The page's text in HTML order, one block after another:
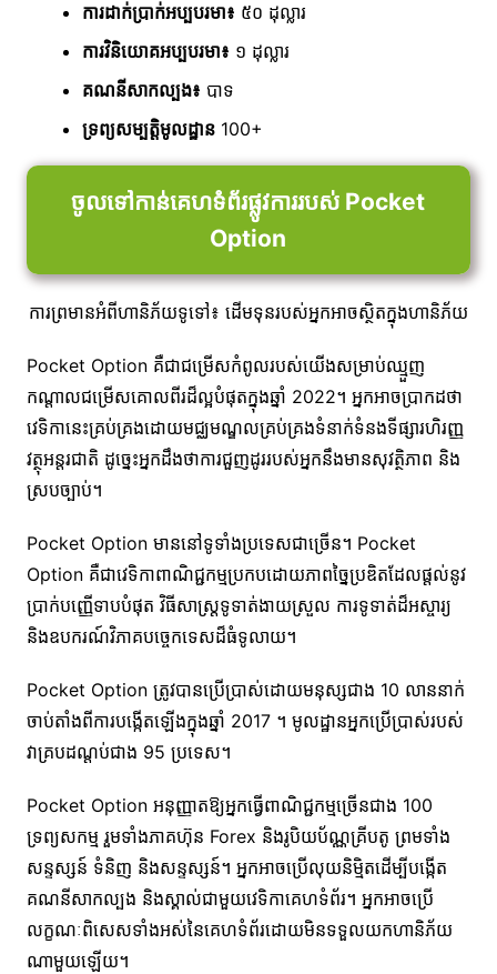
ការដាក់ប្រាក់អប្បបរមា៖ ៥០ ដុល្លារ
ការវិនិយោគអប្បបរមា៖ ១ ដុល្លារ
គណនីសាកល្បង៖ បាទ
ទ្រព្យសម្បត្តិមូលដ្ឋាន100+
ចូលទៅកាន់គេហទំព័រផ្លូវការរបស់ Pocket
Option
ការព្រមានអំពីហានិភ័យទូទៅ៖ ដើមទុនរបស់អ្នកអាចស្ថិតក្នុងហានិភ័យ
Pocket Option គឺជាជម្រើសកំពូលរបស់យើងសម្រាប់ឈ្មួញ
កណ្តាលជម្រើសគោលពីរដ៏ល្អបំផុតក្នុងឆ្នាំ 2022។ អ្នកអាចប្រាកដថា
វេទិកានេះគ្រប់គ្រងដោយមជ្ឈមណ្ឌលគ្រប់គ្រងទំនាក់ទំនងទីផ្សារហិរញ្ញ
វត្ថុអន្តរជាតិ ដូច្នេះអ្នកដឹងថាការជួញដូររបស់អ្នកនឹងមានសុវត្ថិភាព និង
ស្របច្បាប់។
Pocket Option មាននៅទូទាំងប្រទេសជាច្រើន។ Pocket
Option គឺជាវេទិកាពាណិជ្ជកម្មប្រកបដោយភាពច្នៃប្រឌិតដែលផ្តល់នូវ
ប្រាក់បញ្ញើទាបបំផុត វិធីសាស្ត្រទូទាត់ងាយស្រួល ការទូទាត់ដ៏អស្ចារ្យ
និងឧបករណ៍វិភាគបច្ចេកទេសដ៏ធំទូលាយ។
Pocket Option ត្រូវបានប្រើប្រាស់ដោយមនុស្សជាង 10 លាននាក់
ចាប់តាំងពីការបង្កើតឡើងក្នុងឆ្នាំ 2017 ។ មូលដ្ឋានអ្នកប្រើប្រាស់របស់
វាគ្របដណ្តប់ជាង 95 ប្រទេស។
Pocket Option អនុញ្ញាតឱ្យអ្នកធ្វើពាណិជ្ជកម្មច្រើនជាង 100
ទ្រព្យសកម្ម រួមទាំងភាគហ៊ុន Forex និងរូបិយប័ណ្ណគ្រីបតូ ព្រមទាំង
សន្ទស្សន៍ ទំនិញ និងសន្ទស្សន៍។ អ្នកអាចប្រើលុយនិម្មិតដើម្បីបង្កើត
គណនីសាកល្បង និងស្គាល់ជាមួយវេទិកាគេហទំព័រ។ អ្នកអាចប្រើ
លក្ខណៈពិសេសទាំងអស់នៃគេហទំព័រដោយមិនទទួលយកហានិភ័យ
ណាមួយឡើយ។